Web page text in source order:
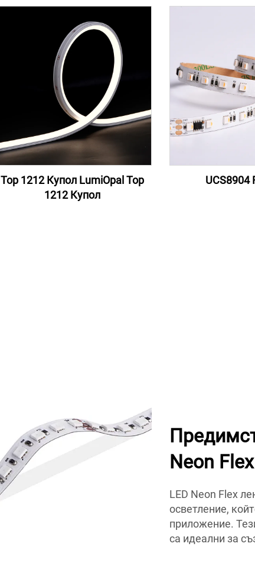
Top 1212 Купол LumiOpal Top
1212 Купол
UCS8904
Neon
LED Neon Flex
осветление,
приложение.
са идеални за